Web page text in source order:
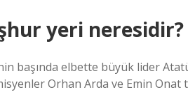
yeri neresidir?
başında elbette büyük lider
Orhan Arda ve Emin Onat